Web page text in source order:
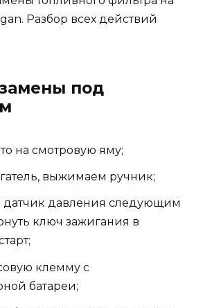
под
на смотровую яму;
выжимаем ручник;
датчик давления следующим
ключ зажигания в
клемму с
батареи;